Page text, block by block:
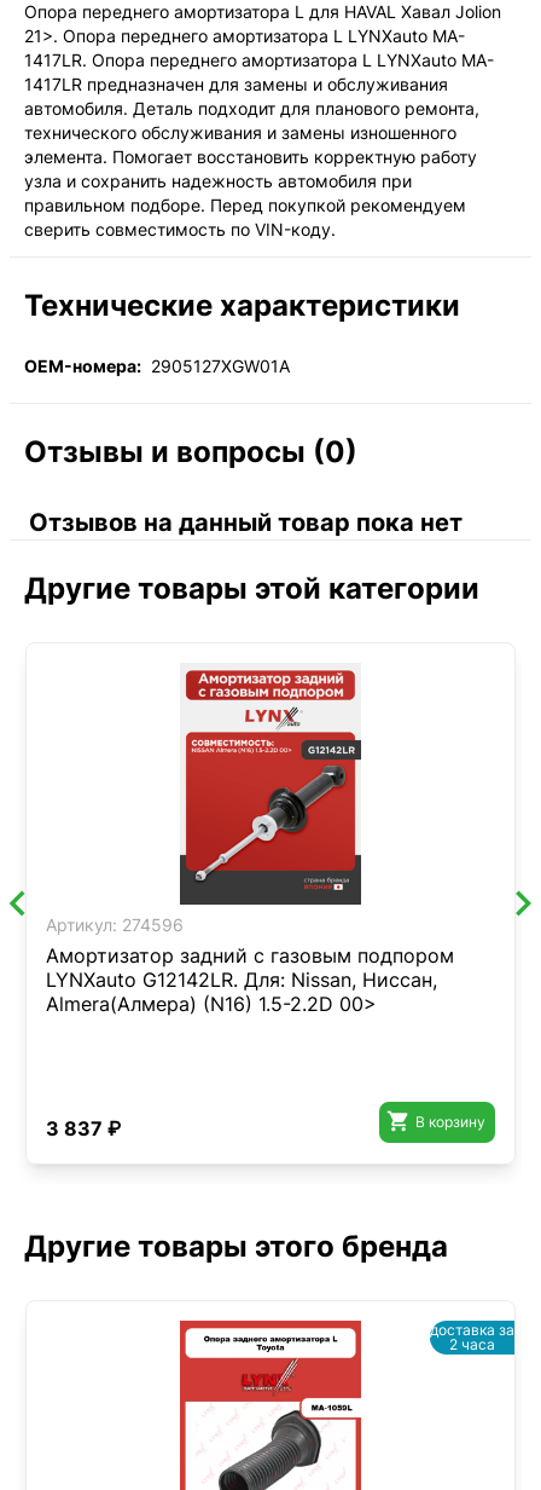
Опора переднего амортизатора L для HAVAL Хавал Jolion
21>. Опора переднего амортизатора L LYNXauto MA-
1417LR. Опора переднего амортизатора L LYNXauto MA-
1417LR предназначен для замены и обслуживания
автомобиля. Деталь подходит для планового ремонта,
технического обслуживания и замены изношенного
элемента. Помогает восстановить корректную работу
узла и сохранить надежность автомобиля при
правильном подборе. Перед покупкой рекомендуем
сверить совместимость по VIN-коду.
Технические характеристики
OEM-номера: 2905127XGW01A
Отзывы и вопросы (0)
Отзывов на данный товар пока нет
Другие товары этой категории
Артикул: 274596
Амортизатор задний с газовым подпором
LYNXauto G12142LR. Для: Nissan, Ниссан,
Almera(Алмера) (N16) 1.5-2.2D 00>
3 837 ₽  В корзину
Другие товары этого бренда
доставка за
2 часа